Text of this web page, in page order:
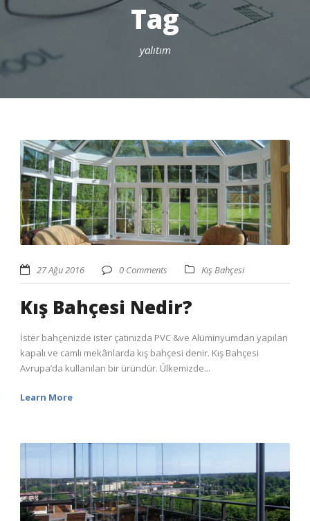
Tag
yalıtım
27 Ağu 2016 0 Comments Kış Bahçesi
Kış Bahçesi Nedir?
İster bahçenizde ister çatınızda PVC &ve Alüminyumdan yapılan
kapalı ve camlı mekânlarda kış bahçesi denir. Kış Bahçesi
Avrupa’da kullanılan bir üründür. Ülkemizde...
Learn More